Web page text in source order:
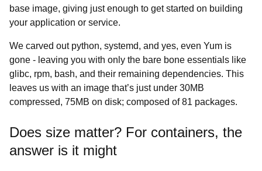
base image, giving just enough to get started on building
your application or service.
We carved out python, systemd, and yes, even Yum is
gone - leaving you with only the bare bone essentials like
glibc, rpm, bash, and their remaining dependencies. This
leaves us with an image that’s just under 30MB
compressed, 75MB on disk; composed of 81 packages.
Does size matter? For containers, the
answer is it might